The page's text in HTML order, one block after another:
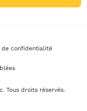
de confidentialité
Tous droits réservés.